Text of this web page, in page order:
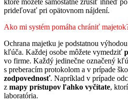
prideľovať pri opätovnom nájdení.
Ako mi systém pomáha chrániť
Ochrana majetku je podstatnou
kľúča. Každej osobe môžete vymedziť
vo firme. Každý jedinečne označený
s preberacím protokolom a v prípade
zodpovednosť. Napríklad v prípade
z mapy prístupov ľahko vyčítate,
laboratória.